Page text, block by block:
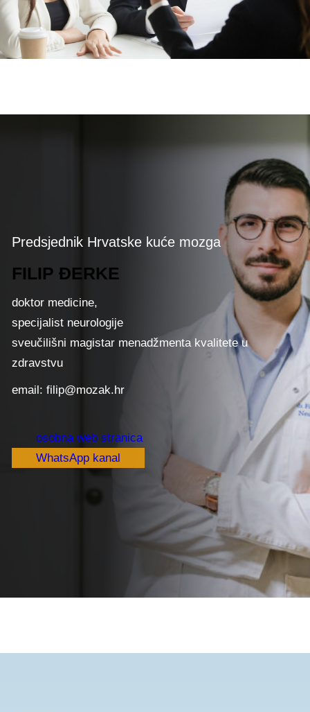
Predsjednik Hrvatske kuće mozga
FILIP ĐERKE
doktor medicine,
specijalist neurologije
sveučilišni magistar menadžmenta kvalitete u
zdravstvu
email: filip@mozak.hr
osobna web stranica
WhatsApp kanal